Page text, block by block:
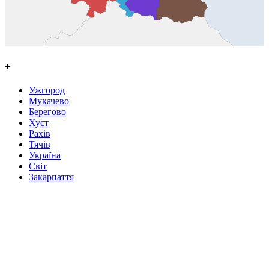
+
Ужгород
Мукачево
Берегово
Хуст
Рахів
Тячів
Україна
Світ
Закарпаття